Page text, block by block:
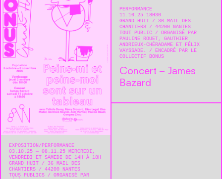
PERFORMANCE
11.10.25 18H30
GRAND HUIT
36 MAIL DES
CHANTIERS
44200 NANTES
TOUT PUBLIC
ORGANISÉ PAR
PAULINE ROUET, GAUTHIER
ANDRIEUX-CHÉRADAME ET FÉLIX
VAYSSADE.
ENCADRÉ PAR LE
COLLECTIF BONUS
Concert – James
Bazard
EXPOSITION
PERFORMANCE
03.10.25 — 08.11.25 MERCREDI,
VENDREDI ET SAMEDI DE 14H À 18H
GRAND HUIT
36 MAIL DES
CHANTIERS
44200 NANTES
TOUS PUBLICS
ORGANISÉ PAR